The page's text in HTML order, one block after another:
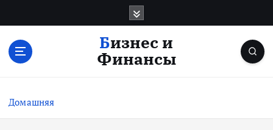
с
Бизнес и
Финансы
Домашняя